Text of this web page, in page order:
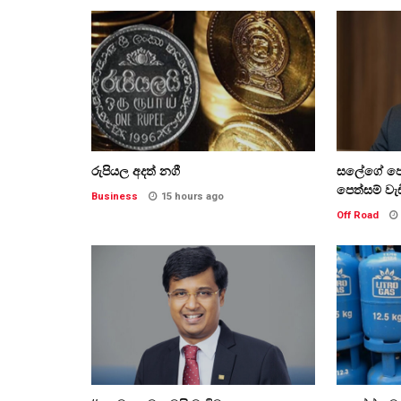
රුපියල අදත් නගී
Business 15 hours ago
සලේගේ
පෙත්සම්
Off Road